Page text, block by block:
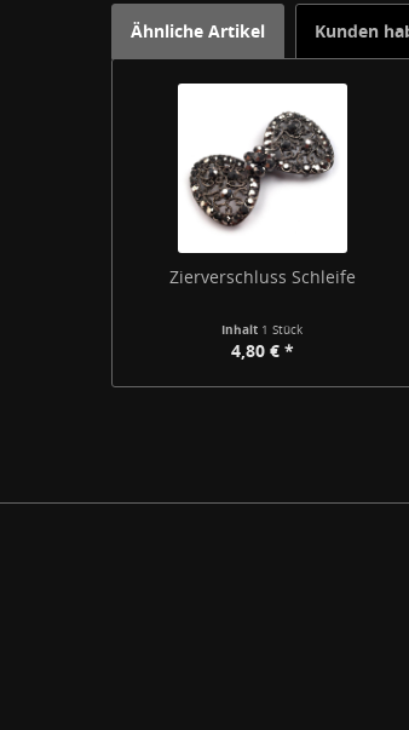
Ähnliche Artikel Kunden
Zierverschluss Schleife
Inhalt 1 Stück
4,80 € *